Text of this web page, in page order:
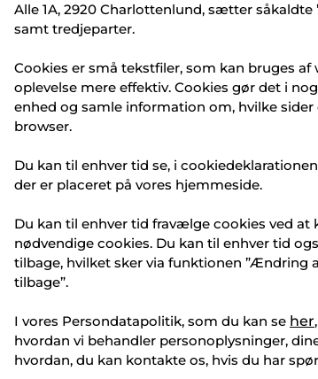
Tilmelding
Få en god start på dagen – tilmeld dig
mandag d. 22. juli kl. 08.00 her.
Vi glæder os til at se dig.
Ja tak, jeg giver samtykke til, at NPV A/S,
Lynggaard & Sandra Nielsen P/S (home Vejle) og
og e-mail med markedsføring, herunder nyheder
pixels til at registrere åbning, klik, enhed og IP-
tid trækkes tilbage via link i e-mails eller ved at
Vi beskytter dine personoplysninger, som vi
Alle 1A, 2920 Charlottenlund, sætter såkaldte
samt tredjeparter.
Cookies er små tekstfiler, som kan bruges
oplevelse mere effektiv. Cookies gør det i
enhed og samle information om, hvilke
browser.
Du kan til enhver tid se, i
der er placeret på vores hjemmeside.
Du kan til enhver tid fravælge cookies ved
nødvendige cookies. Du kan til enhver tid
tilbage, hvilket sker via funktionen ”Ændring
tilbage”.
I vores Persondatapolitik, som du kan se her
hvordan vi behandler personoplysninger,
hvordan, du kan kontakte os, hvis du har